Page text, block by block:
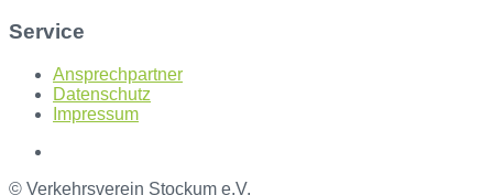
Service
Ansprechpartner
Datenschutz
Impressum
© Verkehrsverein Stockum e.V.